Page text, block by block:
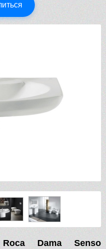
Roca Dama Senso